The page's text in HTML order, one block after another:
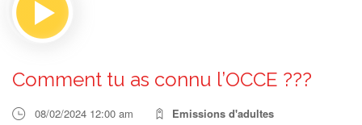
Comment tu as connu l’OCCE ???
08/02/2024 12:00 am Emissions d'adultes